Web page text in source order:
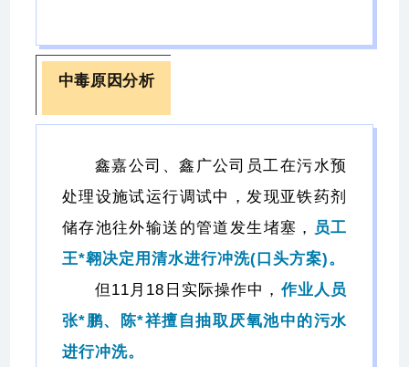
中毒原因分析
鑫嘉公司、鑫广公司员工在污水预
处理设施试运行调试中，发现亚铁药剂
储存池往外输送的管道发生堵塞，
员工
王*翱决定用清水进行冲洗(口头方案)。
但11月18日实际操作中， 作业人员
张*鹏、陈*祥擅自抽取厌氧池中的污水
进行冲洗。